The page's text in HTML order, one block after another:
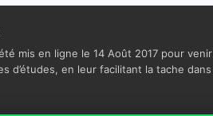
mis en ligne le 14 Août 2017 pour venir
d’études, en leur facilitant la tache dans